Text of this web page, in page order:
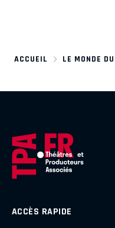
ACCUEIL LE MONDE
ACCÈS RAPIDE